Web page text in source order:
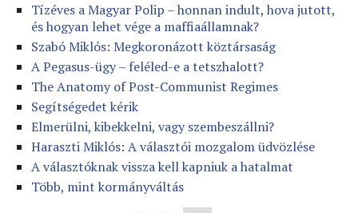
Tízéves a Magyar Polip – honnan indult, hova jutott,
és hogyan lehet vége a maffiaállamnak?
Szabó Miklós: Megkoronázott köztársaság
A Pegasus-ügy – feléled-e a tetszhalott?
The Anatomy of Post-Communist Regimes
Segítségedet kérik
Elmerülni, kibekkelni, vagy szembeszállni?
Haraszti Miklós: A választói mozgalom üdvözlése
A választóknak vissza kell kapniuk a hatalmat
Több, mint kormányváltás